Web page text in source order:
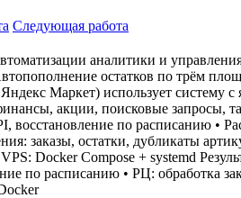
Следующая работа
аналитики и
остатков по трём
Маркет) использует систему
акции, поисковые запросы,
восстановление по расписанию •
заказы, остатки, дубликаты
Docker Compose + systemd
по расписанию • РЦ: обработка